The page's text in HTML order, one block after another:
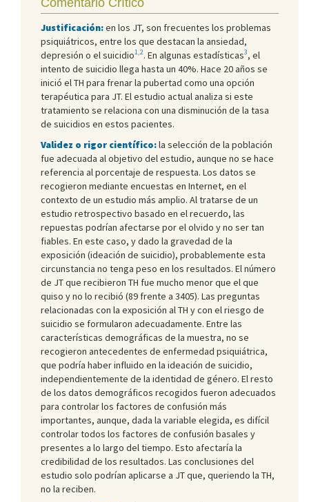
Justificación:en los JT, son frecuentes los problemas
psiquiátricos, entre los que destacan la ansiedad,
depresión o el suicidio1,2. En algunas estadísticas3, el
intento de suicidio llega hasta un 40%. Hace 20 años se
inició el TH para frenar la pubertad como una opción
terapéutica para JT. El estudio actual analiza si este
tratamiento se relaciona con una disminución de la tasa
de suicidios en estos pacientes.
Validez o rigor científico:la selección de la población
fue adecuada al objetivo del estudio, aunque no se hace
referencia al porcentaje de respuesta. Los datos se
recogieron mediante encuestas en Internet, en el
contexto de un estudio más amplio. Al tratarse de un
estudio retrospectivo basado en el recuerdo, las
repuestas podrían afectarse por el olvido y no ser tan
fiables. En este caso, y dado la gravedad de la
exposición (ideación de suicidio), probablemente esta
circunstancia no tenga peso en los resultados. El número
de JT que recibieron TH fue mucho menor que el que
quiso y no lo recibió (89 frente a 3405). Las preguntas
relacionadas con la exposición al TH y con el riesgo de
suicidio se formularon adecuadamente. Entre las
características demográficas de la muestra, no se
recogieron antecedentes de enfermedad psiquiátrica,
que podría haber influido en la ideación de suicidio,
independientemente de la identidad de género. El resto
de los datos demográficos recogidos fueron adecuados
para controlar los factores de confusión más
importantes, aunque, dada la variable elegida, es difícil
controlar todos los factores de confusión basales y
presentes a lo largo del tiempo. Esto afectaría la
credibilidad de los resultados. Las conclusiones del
estudio solo podrían aplicarse a JT que, queriendo la TH,
no la reciben.